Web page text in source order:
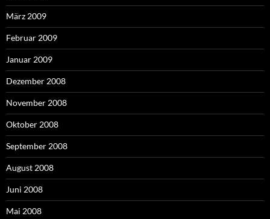
März 2009
Februar 2009
Januar 2009
Dezember 2008
November 2008
Oktober 2008
September 2008
August 2008
Juni 2008
Mai 2008